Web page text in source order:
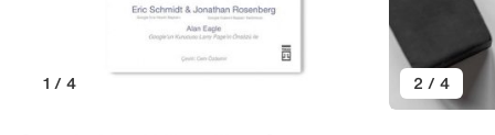
1 / 4 2 / 4